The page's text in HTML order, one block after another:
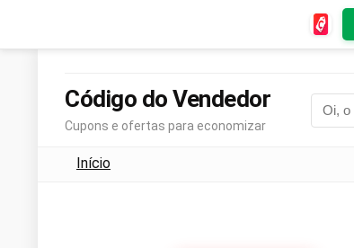
Código do Vendedor
Cupons e ofertas para economizar
Início